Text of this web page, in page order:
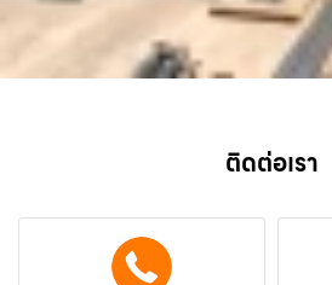
ติดต่อเรา